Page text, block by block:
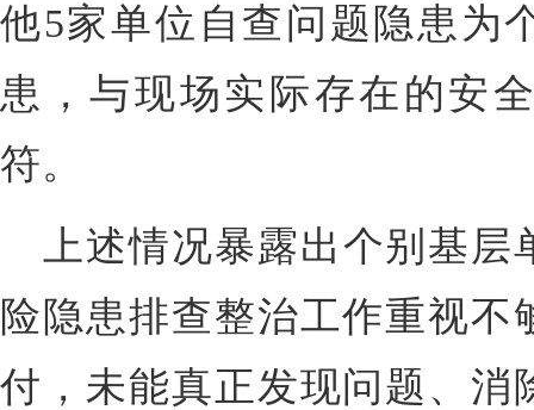
他5家单位自查问题隐患为
患，与现场实际存在的安
符。
上述情况暴露出个别基
险隐患排查整治工作重视
付，未能真正发现问题、消